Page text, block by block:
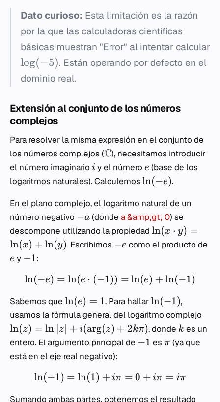
Dato curioso: Esta limitación es la razón
por la que las calculadoras científicas
básicas muestran "Error" al intentar calcular
log(−5). Están operando por defecto en el
dominio real.
Extensión al conjunto de los números
complejos
Para resolver la misma expresión en el conjunto de
los números complejos (C), necesitamos introducir
el número imaginario i y el número e (base de los
logaritmos naturales). Calculemos ln(−e).
En el plano complejo, el logaritmo natural de un
número negativo −a (donde a &amp;gt; 0) se
descompone utilizando la propiedad ln(x ⋅ y) =
ln(x) + ln(y). Escribimos −e como el producto de
e y −1:
ln(−e) = ln(e ⋅ (−1)) = ln(e) + ln(−1)
Sabemos que ln(e) = 1. Para hallarln(−1),
usamos la fórmula general del logaritmo complejo
ln(z) = ln z + i(arg(z) + 2kπ), donde k es un
entero. El argumento principal de −1 es π (ya que
está en el eje real negativo):
ln(−1) = ln(1) + iπ = 0 + iπ = iπ
Sumando ambas partes, obtenemos el resultado